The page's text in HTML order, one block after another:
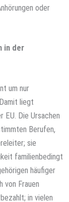
oder
in der
um nur
liegt
EU. Die Ursachen
Berufen,
sie
familienbedingt
häufiger
von Frauen
in vielen